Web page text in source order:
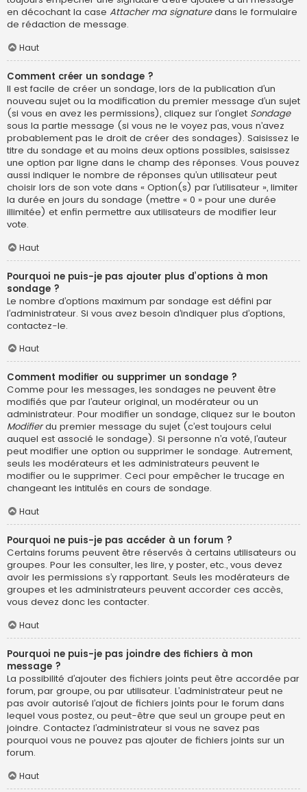
en décochant la case Attacher ma signaturedans le formulaire
de rédaction de message.
Haut
Comment créer un sondage ?
Il est facile de créer un sondage, lors de la publication d’un
nouveau sujet ou la modification du premier message d’un sujet
(si vous en avez les permissions), cliquez sur l’onglet Sondage
sous la partie message (si vous ne le voyez pas, vous n’avez
probablement pas le droit de créer des sondages). Saisissez le
titre du sondage et au moins deux options possibles, saisissez
une option par ligne dans le champ des réponses. Vous pouvez
aussi indiquer le nombre de réponses qu’un utilisateur peut
choisir lors de son vote dans « Option(s) par l’utilisateur », limiter
la durée en jours du sondage (mettre « 0 » pour une durée
illimitée) et enfin permettre aux utilisateurs de modifier leur
vote.
Haut
Pourquoi ne puis-je pas ajouter plus d’options à mon
sondage ?
Le nombre d’options maximum par sondage est défini par
l’administrateur. Si vous avez besoin d’indiquer plus d’options,
contactez-le.
Haut
Comment modifier ou supprimer un sondage ?
Comme pour les messages, les sondages ne peuvent être
modifiés que par l’auteur original, un modérateur ou un
administrateur. Pour modifier un sondage, cliquez sur le bouton
Modifierdu premier message du sujet (c’est toujours celui
auquel est associé le sondage). Si personne n’a voté, l’auteur
peut modifier une option ou supprimer le sondage. Autrement,
seuls les modérateurs et les administrateurs peuvent le
modifier ou le supprimer. Ceci pour empêcher le trucage en
changeant les intitulés en cours de sondage.
Haut
Pourquoi ne puis-je pas accéder à un forum ?
Certains forums peuvent être réservés à certains utilisateurs ou
groupes. Pour les consulter, les lire, y poster, etc., vous devez
avoir les permissions s’y rapportant. Seuls les modérateurs de
groupes et les administrateurs peuvent accorder ces accès,
vous devez donc les contacter.
Haut
Pourquoi ne puis-je pas joindre des fichiers à mon
message ?
La possibilité d’ajouter des fichiers joints peut être accordée par
forum, par groupe, ou par utilisateur. L’administrateur peut ne
pas avoir autorisé l’ajout de fichiers joints pour le forum dans
lequel vous postez, ou peut-être que seul un groupe peut en
joindre. Contactez l’administrateur si vous ne savez pas
pourquoi vous ne pouvez pas ajouter de fichiers joints sur un
forum.
Haut